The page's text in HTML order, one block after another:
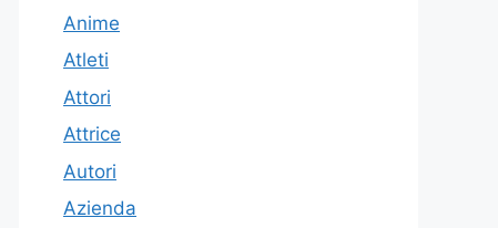
Anime
Atleti
Attori
Attrice
Autori
Azienda